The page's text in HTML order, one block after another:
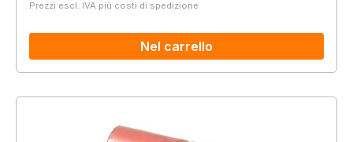
Prezzi escl. IVA più costi di spedizione
Nel carrello